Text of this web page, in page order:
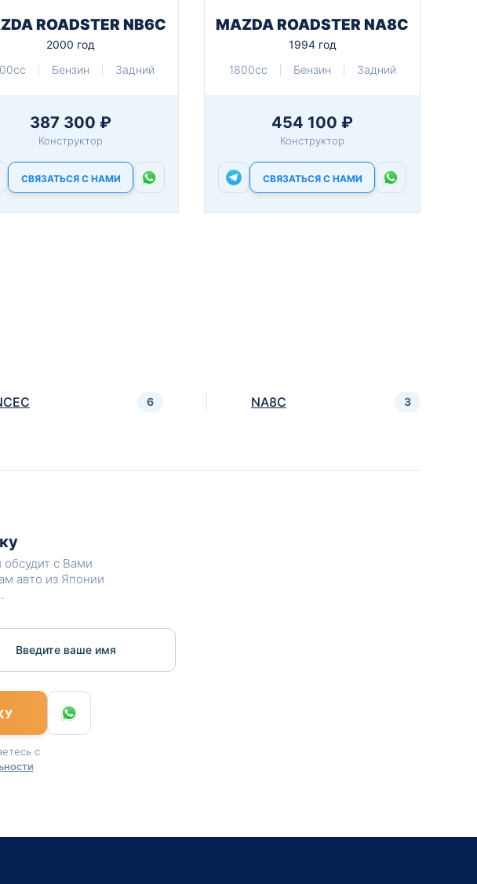
ROADSTER NB6C
2000 год
Бензин Задний
387 300 ₽
Конструктор
СВЯЗАТЬСЯ С НАМИ
MAZDA ROADSTER NA8C
1994 год
1800cc
Бензин Задний
454 100 ₽
Конструктор
СВЯЗАТЬСЯ С НАМИ
6 NA8C 3
с Вами
авто из Японии
Введите вашe имя
с